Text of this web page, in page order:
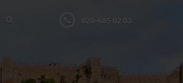
020-685 02 03